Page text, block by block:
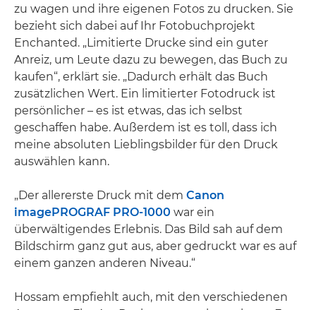
zu wagen und ihre eigenen Fotos zu drucken. Sie
bezieht sich dabei auf Ihr Fotobuchprojekt
Enchanted. „Limitierte Drucke sind ein guter
Anreiz, um Leute dazu zu bewegen, das Buch zu
kaufen“, erklärt sie. „Dadurch erhält das Buch
zusätzlichen Wert. Ein limitierter Fotodruck ist
persönlicher – es ist etwas, das ich selbst
geschaffen habe. Außerdem ist es toll, dass ich
meine absoluten Lieblingsbilder für den Druck
auswählen kann.
„Der allererste Druck mit dem Canon
imagePROGRAF PRO-1000 war ein
überwältigendes Erlebnis. Das Bild sah auf dem
Bildschirm ganz gut aus, aber gedruckt war es auf
einem ganzen anderen Niveau.“
Hossam empfiehlt auch, mit den verschiedenen